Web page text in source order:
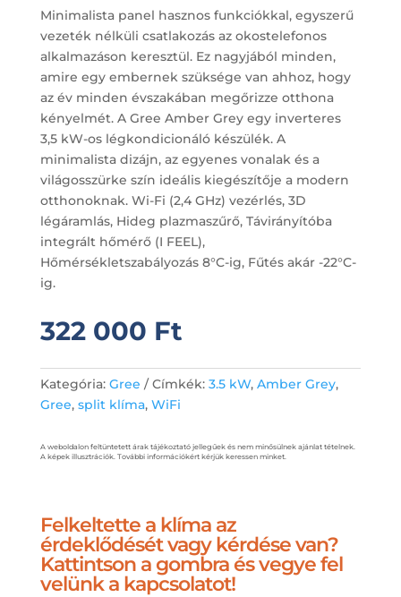
Minimalista panel hasznos funkciókkal, egyszerű
vezeték nélküli csatlakozás az okostelefonos
alkalmazáson keresztül. Ez nagyjából minden,
amire egy embernek szüksége van ahhoz, hogy
az év minden évszakában megőrizze otthona
kényelmét. A Gree Amber Grey egy inverteres
3,5 kW-os légkondicionáló készülék. A
minimalista dizájn, az egyenes vonalak és a
világosszürke szín ideális kiegészítője a modern
otthonoknak. Wi-Fi (2,4 GHz) vezérlés, 3D
légáramlás, Hideg plazmaszűrő, Távirányítóba
integrált hőmérő (I FEEL),
Hőmérsékletszabályozás 8°C-ig, Fűtés akár -22°C-
ig.
322 000 Ft
Kategória: Gree Címkék: 3.5 kW, Amber Grey,
Gree, split klíma, WiFi
A weboldalon feltüntetett árak tájékoztató jellegűek és nem minősülnek ajánlat tételnek.
A képek illusztrációk. További információkért kérjük keressen minket.
Felkeltette a klíma az
érdeklődését vagy kérdése van?
Kattintson a gombra és vegye fel
velünk a kapcsolatot!